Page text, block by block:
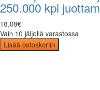
250.000 kpl
18,08€
Vain 10 jäljellä varastossa
Lisää ostoskoriin